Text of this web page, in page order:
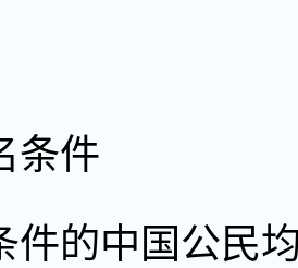
条件
件的中国公民